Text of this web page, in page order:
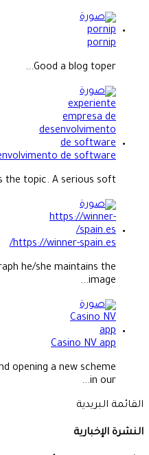
pornip
Good a blog toper...
de software
topic. A serious soft...
https://winner-spain.es/
he/she maintains the
image...
Casino NV app
opening a new scheme
in our...
القائمة البريدية
النشرة الإخبارية